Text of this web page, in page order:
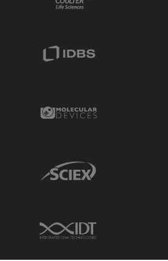
IDBS Link
Molecular Devices Link
Sciex Link
IDT Link